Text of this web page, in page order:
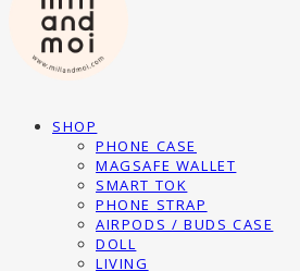
SHOP
PHONE CASE
MAGSAFE WALLET
SMART TOK
PHONE STRAP
AIRPODS / BUDS CASE
DOLL
LIVING